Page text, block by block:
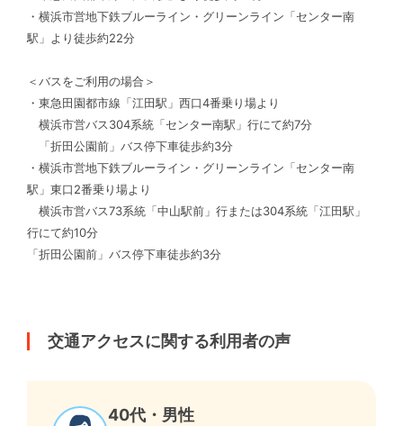
・横浜市営地下鉄ブルーライン・グリーンライン「センター南
駅」より徒歩約22分
＜バスをご利用の場合＞
・東急田園都市線「江田駅」西口4番乗り場より
横浜市営バス304系統「センター南駅」行にて約7分
「折田公園前」バス停下車徒歩約3分
・横浜市営地下鉄ブルーライン・グリーンライン「センター南
駅」東口2番乗り場より
横浜市営バス73系統「中山駅前」行または304系統「江田駅」
行にて約10分
「折田公園前」バス停下車徒歩約3分
交通アクセスに関する利用者の声
40代・男性